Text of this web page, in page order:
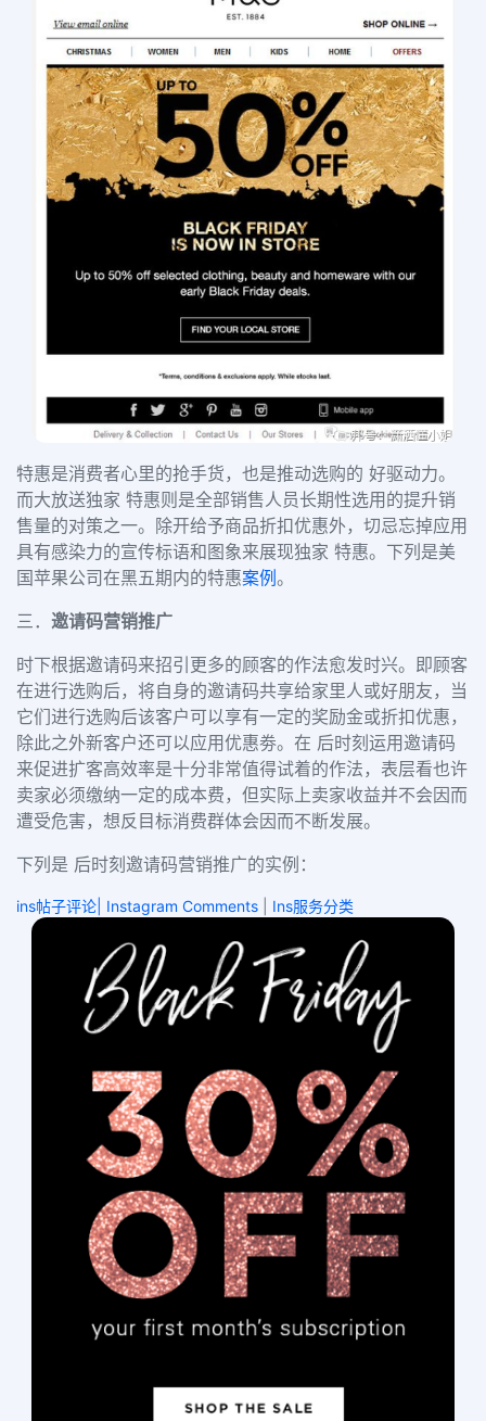
特惠是消费者心里的抢手货，也是推动选购的 好驱动力。
而大放送独家 特惠则是全部销售人员长期性选用的提升销
售量的对策之一。除开给予商品折扣优惠外，切忌忘掉应用
具有感染力的宣传标语和图象来展现独家 特惠。 下列是美
国苹果公司在黑五期内的特惠案例 。
三． 邀请码营销推广
时下根据邀请码来招引更多的顾客的作法愈发时兴。即顾客
在进行选购后，将自身的邀请码共享给家里人或好朋友，当
它们进行选购后该客户可以享有一定的奖励金或折扣优惠，
除此之外新客户还可以应用优惠劵。在 后时刻运用邀请码
来促进扩客高效率是十分非常值得试着的作法，表层看也许
卖家必须缴纳一定的成本费，但实际上卖家收益并不会因而
遭受危害，想反目标消费群体会因而不断发展。
下列是 后时刻邀请码营销推广的实例：
ins帖子评论| Instagram Comments Ins服务分类